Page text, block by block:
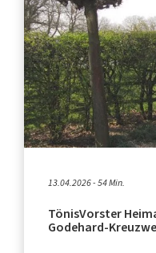
13.04.2026 - 54 Min.
TönisVorster
Godehard-